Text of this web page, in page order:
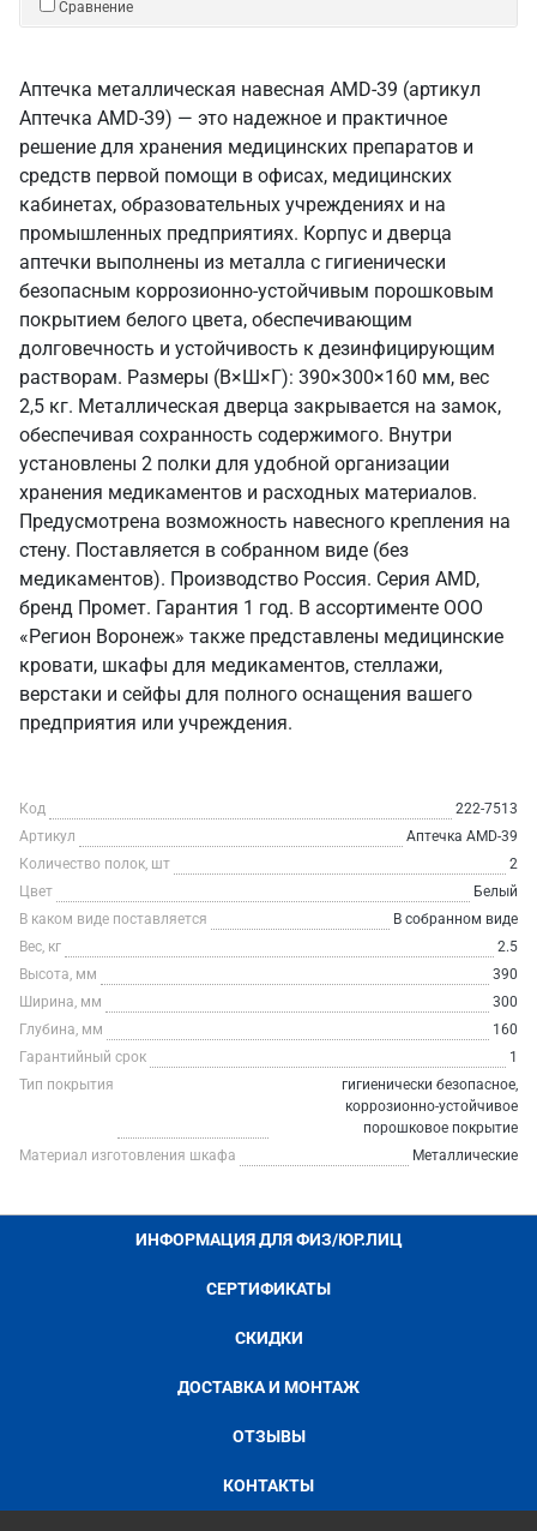
Сравнение
Аптечка металлическая навесная AMD-39 (артикул
Аптечка AMD-39) — это надежное и практичное
решение для хранения медицинских препаратов и
средств первой помощи в офисах, медицинских
кабинетах, образовательных учреждениях и на
промышленных предприятиях. Корпус и дверца
аптечки выполнены из металла с гигиенически
безопасным коррозионно-устойчивым порошковым
покрытием белого цвета, обеспечивающим
долговечность и устойчивость к дезинфицирующим
растворам. Размеры (В×Ш×Г): 390×300×160 мм, вес
2,5 кг. Металлическая дверца закрывается на замок,
обеспечивая сохранность содержимого. Внутри
установлены 2 полки для удобной организации
хранения медикаментов и расходных материалов.
Предусмотрена возможность навесного крепления на
стену. Поставляется в собранном виде (без
медикаментов). Производство Россия. Серия AMD,
бренд Промет. Гарантия 1 год. В ассортименте ООО
«Регион Воронеж» также представлены медицинские
кровати, шкафы для медикаментов, стеллажи,
верстаки и сейфы для полного оснащения вашего
предприятия или учреждения.
Код
222-7513
Артикул
Аптечка AMD-39
Количество полок, шт
2
Цвет
Белый
В каком виде поставляется
В собранном виде
Вес, кг
2.5
Высота, мм
390
Ширина, мм
300
Глубина, мм
160
Гарантийный срок
1
Тип покрытия
гигиенически безопасное,
коррозионно-устойчивое
порошковое покрытие
Материал изготовления шкафа
Металлические
ИНФОРМАЦИЯ ДЛЯ ФИЗ/ЮР.ЛИЦ
СЕРТИФИКАТЫ
СКИДКИ
ДОСТАВКА И МОНТАЖ
ОТЗЫВЫ
КОНТАКТЫ